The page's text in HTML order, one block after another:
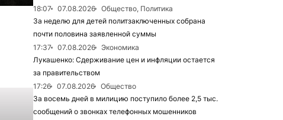
18:07
07.08.2026
Общество, Политика
За неделю для детей политзаключенных собрана
почти половина заявленной суммы
17:37
07.08.2026
Экономика
Лукашенко: Сдерживание цен и инфляции остается
за правительством
17:26
07.08.2026
Общество
За восемь дней в милицию поступило более 2,5 тыс.
сообщений о звонках телефонных мошенников